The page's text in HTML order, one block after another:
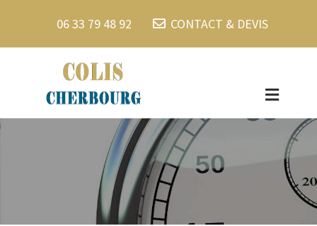
06 33 79 48 92 CONTACT & DEVIS